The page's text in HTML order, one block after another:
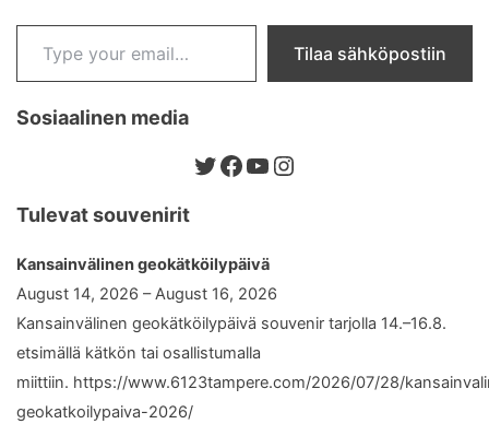
Type your email…
Tilaa sähköpostiin
Sosiaalinen media
Twitter
Facebook
YouTube
Instagram
Tulevat souvenirit
Kansainvälinen geokätköilypäivä
August 14, 2026 – August 16, 2026
Kansainvälinen geokätköilypäivä souvenir tarjolla 14.–16.8.
etsimällä kätkön tai osallistumalla
miittiin. https://www.6123tampere.com/2026/07/28/
geokatkoilypaiva-2026/